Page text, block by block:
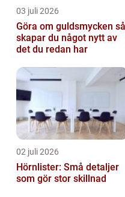
03 juli 2026
Göra om guldsmycken så
skapar du något nytt av
det du redan har
02 juli 2026
Hörnlister: Små detaljer
som gör stor skillnad